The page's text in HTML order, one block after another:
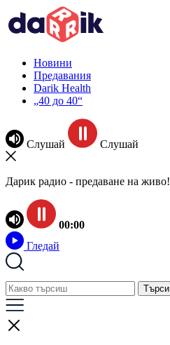
Новини
Предавания
Darik Health
„40 до 40“
Слушай Слушай
Дарик радио - предаване на живо!
00:00
Гледай